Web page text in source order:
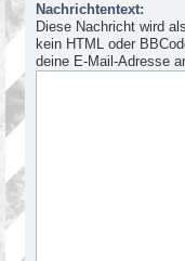
Nachrichtentext:
Diese Nachricht wird
kein HTML oder
deine E-Mail-Adresse